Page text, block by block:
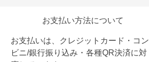
お支払い方法について
お支払いは、クレジットカード・コン
ビニ/銀行振り込み・各種QR決済に対